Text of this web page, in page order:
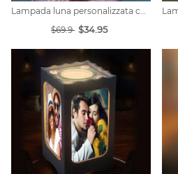
Lampada luna personalizzata con foto- 2 colori
$69.9 $34.95